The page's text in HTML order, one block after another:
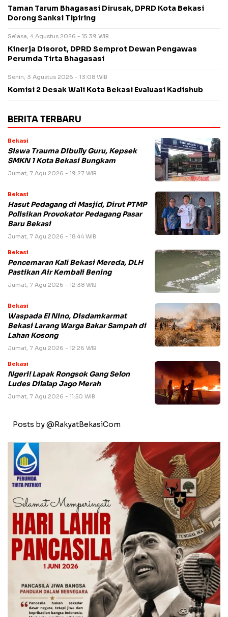
Taman Tarum Bhagasasi Dirusak, DPRD Kota Bekasi
Dorong Sanksi Tipiring
Selasa, 4 Agustus 2026 - 15:39 WIB
Kinerja Disorot, DPRD Semprot Dewan Pengawas
Perumda Tirta Bhagasasi
Senin, 3 Agustus 2026 - 13:08 WIB
Komisi 2 Desak Wali Kota Bekasi Evaluasi Kadishub
BERITA TERBARU
Bekasi
Siswa Trauma Dibully Guru, Kepsek
SMKN 1 Kota Bekasi Bungkam
Jumat, 7 Agu 2026 - 19:27 WIB
Bekasi
Hasut Pedagang di Masjid, Dirut PTMP
Polisikan Provokator Pedagang Pasar
Baru Bekasi
Jumat, 7 Agu 2026 - 18:44 WIB
Bekasi
Pencemaran Kali Bekasi Mereda, DLH
Pastikan Air Kembali Bening
Jumat, 7 Agu 2026 - 12:38 WIB
Bekasi
Waspada El Nino, Disdamkarmat
Bekasi Larang Warga Bakar Sampah di
Lahan Kosong
Jumat, 7 Agu 2026 - 12:26 WIB
Bekasi
Ngeri! Lapak Rongsok Gang Selon
Ludes Dilalap Jago Merah
Jumat, 7 Agu 2026 - 11:50 WIB
Posts by @RakyatBekasiCom